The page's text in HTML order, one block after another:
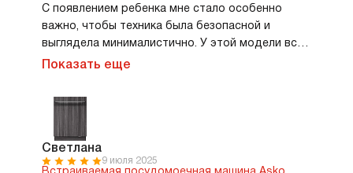
С появлением ребенка мне стало особенно
важно, чтобы техника была безопасной и
выглядела минималистично. У этой модели все
идеально. И при этом посудомойка крайне
разобралась. Моет превосходно, особенно
как в ресторане. Работает тихо, не будит
малышку. Посуды у нас много, но машина
Показать еще
Светлана
9 июля 2025